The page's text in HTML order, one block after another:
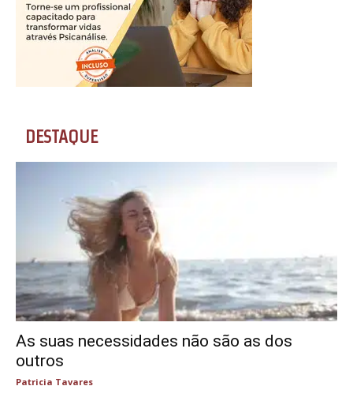
DESTAQUE
As suas necessidades não são as dos
outros
Patricia Tavares